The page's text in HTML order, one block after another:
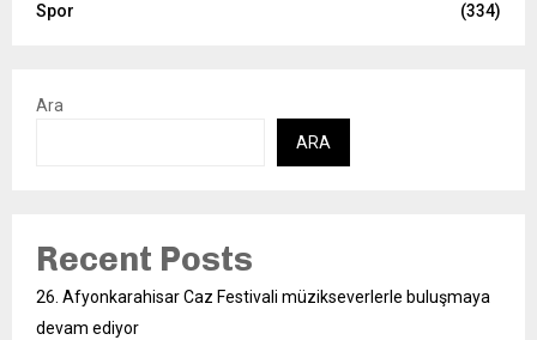
Spor (334)
Ara
ARA
Recent Posts
26. Afyonkarahisar Caz Festivali müzikseverlerle buluşmaya
devam ediyor